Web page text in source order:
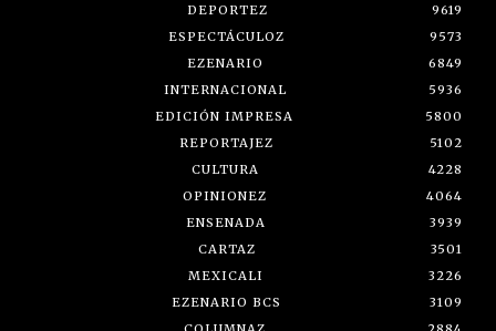
DEPORTEZ
9619
ESPECTÁCULOZ
9573
EZENARIO
6849
INTERNACIONAL
5936
EDICIÓN IMPRESA
5800
REPORTAJEZ
5102
CULTURA
4228
OPINIONEZ
4064
ENSENADA
3939
CARTAZ
3501
MEXICALI
3226
EZENARIO BCS
3109